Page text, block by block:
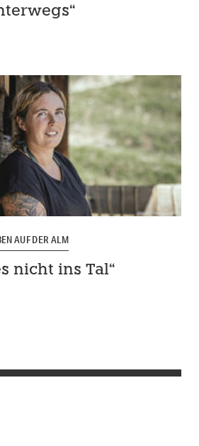
AUF DER ALM
nicht ins Tal“